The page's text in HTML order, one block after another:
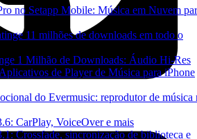
no Setapp Mobile: Música em Nuvem
11 milhões de downloads em todo o
1 Milhão de Downloads: Áudio Hi-Res
de Player de Música para iPhone
do Evermusic: reprodutor de música
CarPlay, VoiceOver e mais
Crossfade, sincronização de biblioteca e